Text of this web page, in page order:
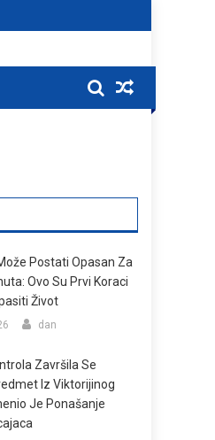
Postati Opasan Za
Ovo Su Prvi Koraci
Život
dan
Završila Se
Iz Viktorijinog
Je Ponašanje